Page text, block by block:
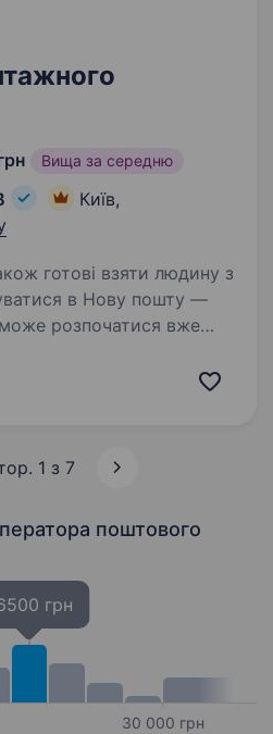
Вища за середню
Київ,
готові взяти людину з
розпочатися вже
відділення. Ти шукаєш?
1 з 7
поштового
грн
30 000 грн